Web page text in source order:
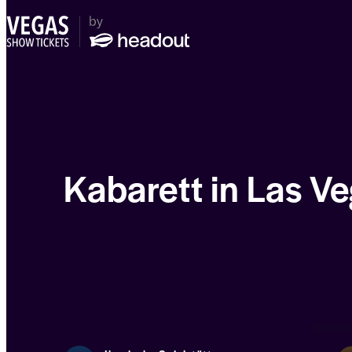
Kabarett in Las